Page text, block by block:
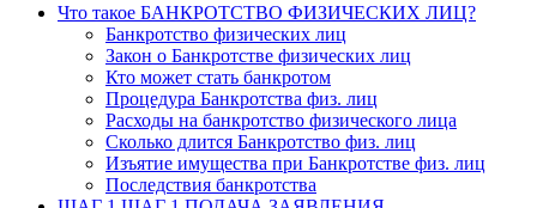
Что такое БАНКРОТСТВО ФИЗИЧЕСКИХ ЛИЦ?
Банкротство физических лиц
Закон о Банкротстве физических лиц
Кто может стать банкротом
Процедура Банкротства физ. лиц
Расходы на банкротство физического лица
Сколько длится Банкротство физ. лиц
Изъятие имущества при Банкротстве физ. лиц
Последствия банкротства